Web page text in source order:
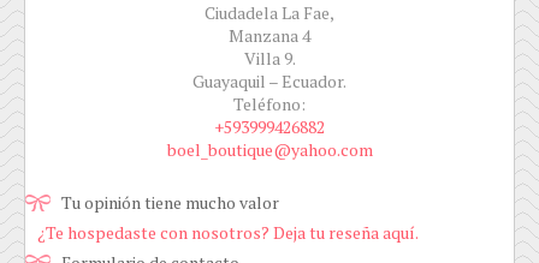
Ciudadela La Fae,
Manzana 4
Villa 9.
Guayaquil – Ecuador.
Teléfono:
+593999426882
boel_boutique@yahoo.com
Tu opinión tiene mucho valor
¿Te hospedaste con nosotros? Deja tu reseña aquí.